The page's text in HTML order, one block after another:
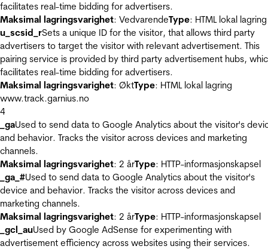
facilitates real-time bidding for advertisers.
Maksimal lagringsvarighet: VedvarendeType: HTML lokal lagring
u_scsid_rSets a unique ID for the visitor, that allows third party
advertisers to target the visitor with relevant advertisement. This
pairing service is provided by third party advertisement hubs,
facilitates real-time bidding for advertisers.
Maksimal lagringsvarighet: ØktType: HTML lokal lagring
www.track.garnius.no
4
_gaUsed to send data to Google Analytics about the visitor's
and behavior. Tracks the visitor across devices and marketing
channels.
Maksimal lagringsvarighet: 2 årType: HTTP-informasjonskapsel
_ga_#Used to send data to Google Analytics about the visitor's
device and behavior. Tracks the visitor across devices and
marketing channels.
Maksimal lagringsvarighet: 2 årType: HTTP-informasjonskapsel
_gcl_auUsed by Google AdSense for experimenting with
advertisement efficiency across websites using their services.